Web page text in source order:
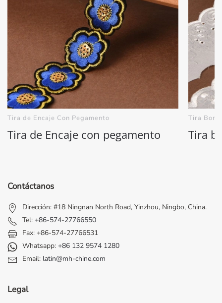
Tira de Encaje Con Pegamento
Tira de Encaje con pegamento
Tira
Tira
Contáctanos
Dirección: #18 Ningnan North Road, Yinzhou, Ningbo, China.
Tel: +86-574-27766550
Fax: +86-574-27766531
Whatsapp: +86 132 9574 1280
Email: latin@mh-chine.com
Legal